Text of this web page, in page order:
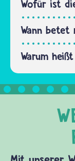
Sohnes
und des
Heiligen
Wofür ist
Wann betet
Warum